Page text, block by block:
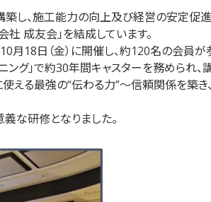
し、施工能力の向上及び経営の安定促
成友会」を結成しています。
18日（金）に開催し、約120名の会員が
ング」で約30年間キャスターを務められ
使える最強の“伝わる力”～信頼関係を築
な研修となりました。